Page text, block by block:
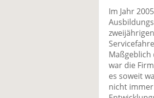
Im Jahr
war die
es soweit
nicht